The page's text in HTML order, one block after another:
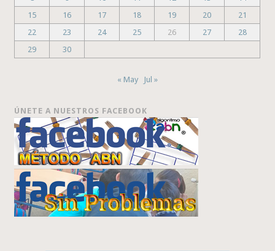
15
16 17 18 19 20
21
22
23 24 25 26 27
28
29
30
« May Jul »
ÚNETE A NUESTROS FACEBOOK